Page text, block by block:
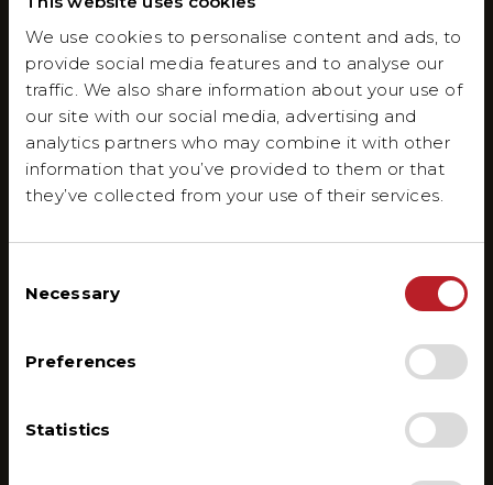
We use cookies to personalise content and ads, to
provide social media features and to analyse our
traffic. We also share information about your use of
our site with our social media, advertising and
analytics partners who may combine it with other
information that you’ve provided to them or that
they’ve collected from your use of their services.
Selection
Necessary
Preferences
Statistics